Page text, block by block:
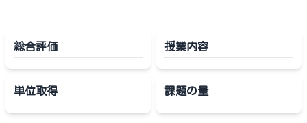
総合評価 授業内容
単位取得 課題の量